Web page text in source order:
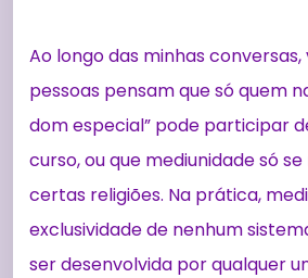
Ao longo das minhas
pessoas pensam que só quem
dom especial” pode participar
curso, ou que mediunidade só
certas religiões. Na prática,
exclusividade de nenhum
ser desenvolvida por qualquer